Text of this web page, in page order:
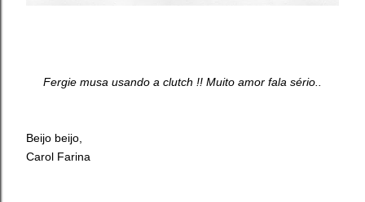
Fergie musa usando a clutch !! Muito amor fala sério..
Beijo beijo,
Carol Farina